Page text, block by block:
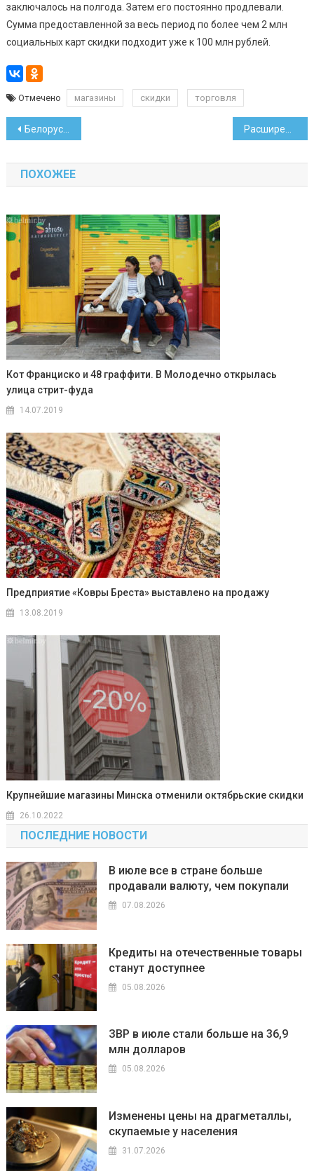
заключалось на полгода. Затем его постоянно продлевали.
Сумма предоставленной за весь период по более чем 2 млн
социальных карт скидки подходит уже к 100 млн рублей.
Отмечено магазины скидки торговля
Навигация
по
записям
Белорус отличился в покерном турнире с призовым фондом 50 млн долларов
ПОХОЖЕЕ
Кот Франциско и 48 граффити. В Молодечно открылась
улица стрит-фуда
14.07.2019
Предприятие «Ковры Бреста» выставлено на продажу
13.08.2019
Крупнейшие магазины Минска отменили октябрьские скидки
26.10.2022
ПОСЛЕДНИЕ НОВОСТИ
В июле все в стране больше
продавали валюту, чем покупали
07.08.2026
Кредиты на отечественные товары
станут доступнее
05.08.2026
ЗВР в июле стали больше на 36,9
млн долларов
05.08.2026
Изменены цены на драгметаллы,
скупаемые у населения
31.07.2026